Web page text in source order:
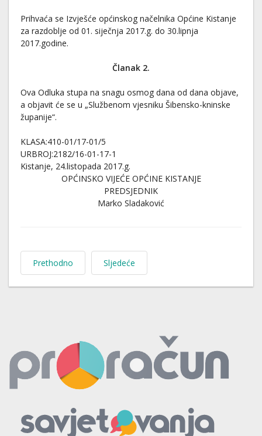
Prihvaća se Izvješće općinskog načelnika Općine Kistanje
za razdoblje od 01. siječnja 2017.g. do 30.lipnja
2017.godine.
Članak 2.
Ova Odluka stupa na snagu osmog dana od dana objave,
a objavit će se u „Službenom vjesniku Šibensko-kninske
županije“.
KLASA:410-01/17-01/5
URBROJ:2182/16-01-17-1
Kistanje, 24.listopada 2017.g.
OPĆINSKO VIJEĆE OPĆINE KISTANJE
PREDSJEDNIK
Marko Sladaković
Prethodno Sljedeće